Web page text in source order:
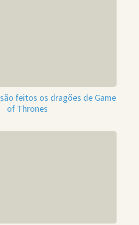
feitos os dragões de Game
of Thrones